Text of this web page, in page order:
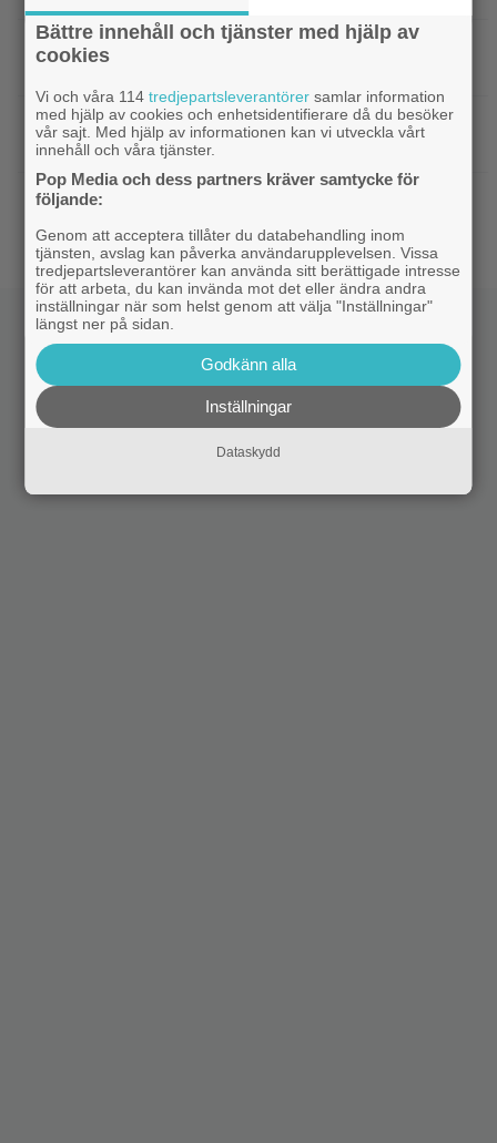
DC|Tidernas 30 bästa superhjältefilmer listade
Bioaktuellt|Elliot Page ”tappade andan” när han
läste manus till ”The Odyssey”
Trailers|
nästa maffiga fantasyfilm från Indien
Bättre innehåll och tjänster med hjälp av
cookies
Vi och våra 114tredjepartsleverantörer samlar information
med hjälp av cookies och enhetsidentifierare då du besöker
vår sajt. Med hjälp av informationen kan vi utveckla vårt
innehåll och våra tjänster.
Pop Media och dess partners kräver samtycke för
följande:
Genom att acceptera tillåter du databehandling inom
tjänsten, avslag kan påverka användarupplevelsen. Vissa
tredjepartsleverantörer kan använda sitt berättigade intresse
för att arbeta, du kan invända mot det eller ändra andra
inställningar när som helst genom att välja "Inställningar"
längst ner på sidan.
Godkänn alla
Inställningar
Dataskydd